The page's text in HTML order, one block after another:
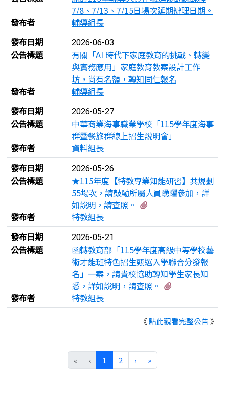
7/8、7/13、7/15日場次延期辦理日期。
發布者
輔導組長
發布日期
2026-06-03
公告標題
有關「AI 時代下家庭教育的挑戰、轉變
與實務應用」家庭教育教案設計工作
坊，尚有名額，轉知同仁報名
發布者
輔導組長
發布日期
2026-05-27
公告標題
中華商業海事職業學校「115學年度海事
群暨餐旅群線上招生說明會」
發布者
資料組長
發布日期
2026-05-26
公告標題
★115年度【特教專業知能研習】共規劃
55場次，請鼓勵所屬人員踴躍參加，詳
如說明，請查照。
發布者
特教組長
發布日期
2026-05-21
公告標題
函轉教育部「115學年度高級中等學校藝
術才能班特色招生甄選入學聯合分發報
名」一案，請貴校協助轉知學生家長知
悉，詳如說明，請查照。
發布者
特教組長
《點此觀看完整公告》
« ‹ 1 (目前頁次)
2 ›下一頁
»最後頁